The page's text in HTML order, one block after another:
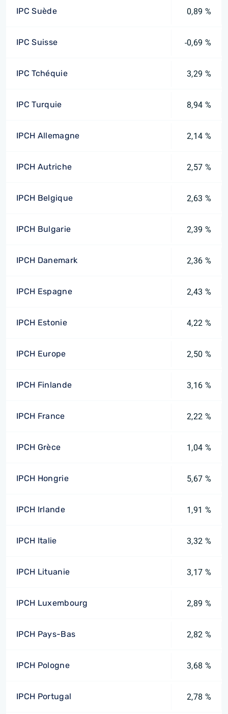
IPC Suède 0,89 %
IPC Suisse -0,69 %
IPC Tchéquie 3,29 %
IPC Turquie 8,94 %
IPCH Allemagne 2,14 %
IPCH Autriche 2,57 %
IPCH Belgique 2,63 %
IPCH Bulgarie 2,39 %
IPCH Danemark 2,36 %
IPCH Espagne 2,43 %
IPCH Estonie 4,22 %
IPCH Europe 2,50 %
IPCH Finlande 3,16 %
IPCH France 2,22 %
IPCH Grèce 1,04 %
IPCH Hongrie 5,67 %
IPCH Irlande 1,91 %
IPCH Italie 3,32 %
IPCH Lituanie 3,17 %
IPCH Luxembourg 2,89 %
IPCH Pays-Bas 2,82 %
IPCH Pologne 3,68 %
IPCH Portugal 2,78 %